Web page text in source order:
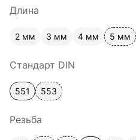
Длина
2 мм 3 мм 4 мм 5 мм
Стандарт DIN
551 553
Резьба